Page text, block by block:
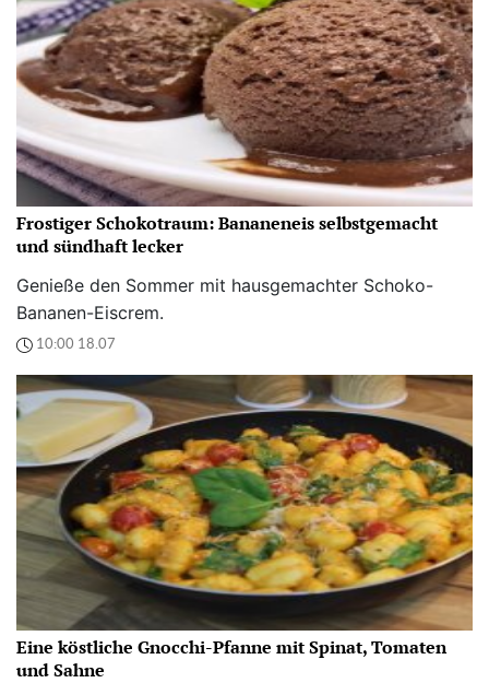
Frostiger Schokotraum: Bananeneis selbstgemacht
und sündhaft lecker
Genieße den Sommer mit hausgemachter Schoko-
Bananen-Eiscrem.
10:00 18.07
Eine köstliche Gnocchi-Pfanne mit Spinat, Tomaten
und Sahne